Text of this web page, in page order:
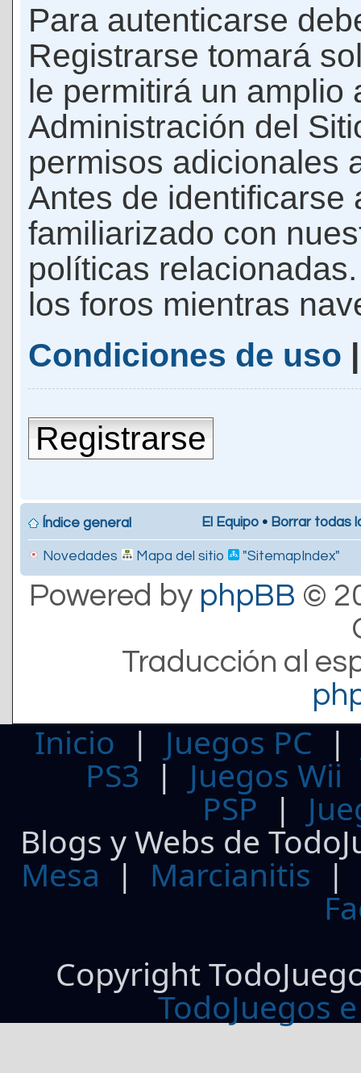
Para autenticarse
Registrarse tomará
le permitirá un amplio
Administración del
permisos adicionales
Antes de identificarse
familiarizado con
políticas
los foros mientras
Condiciones de uso
Registrarse
Índice general El Equipo • Borrar todas
Novedades Mapa del sitio "SitemapIndex"
Powered by phpBB ©
Traducción al
Inicio | Juegos PC
PS3| Juegos Wii
PSP |
Blogs y Webs de
Mesa | Marcianitis |
Copyright
TodoJuegos